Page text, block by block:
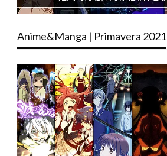
Anime&Manga | Primavera 2021